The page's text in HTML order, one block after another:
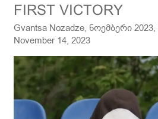
FIRST VICTORY
Gvantsa Nozadze, ნოემბერი 2023,
November 14, 2023
FIRST
VICTORY